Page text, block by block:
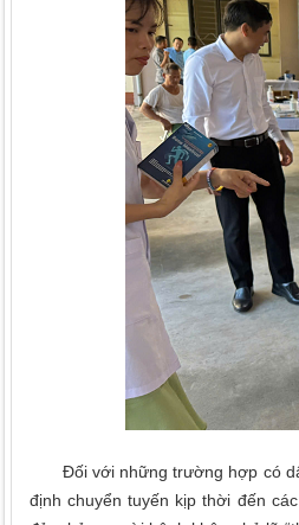
Đối với những trường hợp có
định chuyển tuyến kịp thời đến